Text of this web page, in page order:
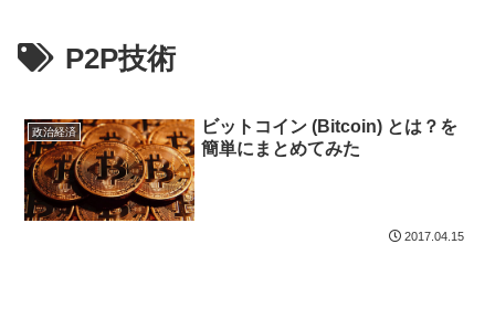
P2P技術
政治経済
ビットコイン (Bitcoin) とは？を
簡単にまとめてみた
2017.04.15